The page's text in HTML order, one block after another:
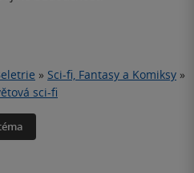
» Sci-fi, Fantasy a Komiksy »
sci-fi